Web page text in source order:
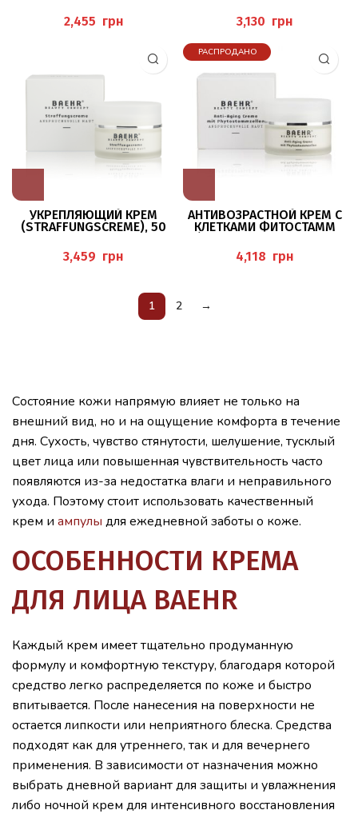
грн
грн
УКРЕПЛЯЮЩИЙ КРЕМ
(STRAFFUNGSCREME), 50
грн
РАСПРОДАНО
АНТИВОЗРАСТНОЙ КРЕМ С
КЛЕТКАМИ ФИТОСТАММ
PHYTOSTAMMZELLEN), 50
МЛ BAEHR
грн
1 2 →
Состояние кожи напрямую влияет не только на
внешний вид, но и на ощущение комфорта в течение
дня. Сухость, чувство стянутости, шелушение, тусклый
цвет лица или повышенная чувствительность часто
появляются из-за недостатка влаги и неправильного
ухода. Поэтому стоит использовать качественный
крем и ампулы для ежедневной заботы о коже.
ОСОБЕННОСТИ КРЕМА
ДЛЯ ЛИЦА BAEHR
Каждый крем имеет тщательно продуманную
формулу и комфортную текстуру, благодаря которой
средство легко распределяется по коже и быстро
впитывается. После нанесения на поверхности не
остается липкости или неприятного блеска. Средства
подходят как для утреннего, так и для вечернего
применения. В зависимости от назначения можно
выбрать дневной вариант для защиты и увлажнения
либо ночной крем для интенсивного восстановления